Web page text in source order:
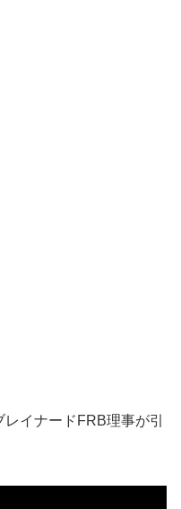
イナードFRB理事が引